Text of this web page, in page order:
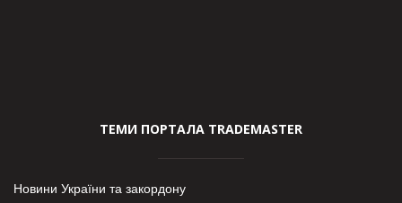
ТЕМИ ПОРТАЛА TRADEMASTER
Новини України та закордону